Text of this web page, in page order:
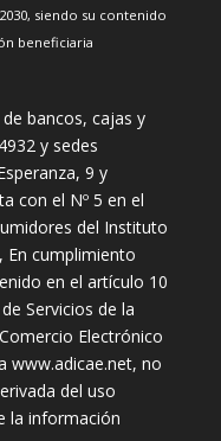
siendo su contenido
beneficiaria
bancos, cajas y
y sedes
9 y
con el Nº 5 en el
del Instituto
En cumplimiento
en el artículo 10
Servicios de la
Electrónico
www.adicae.net, no
del uso
la información